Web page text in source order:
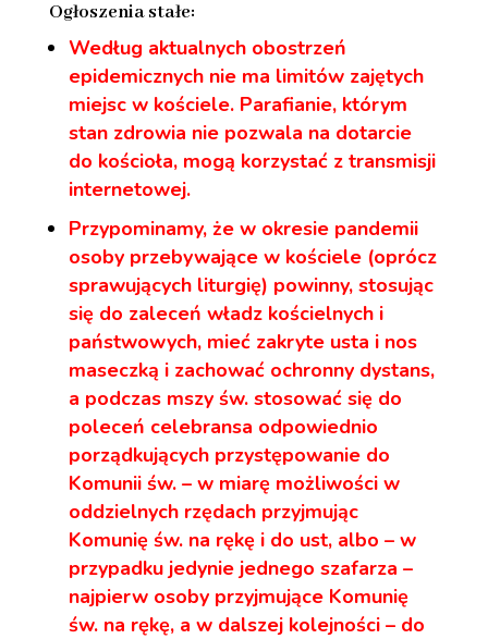
Ogłoszenia stałe:
Według aktualnych obostrzeń
epidemicznych nie ma limitów zajętych
miejsc w kościele. Parafianie, którym
stan zdrowia nie pozwala na dotarcie
do kościoła, mogą korzystać z transmisji
internetowej.
Przypominamy, że w okresie pandemii
osoby przebywające w kościele (oprócz
sprawujących liturgię) powinny, stosując
się do zaleceń władz kościelnych i
państwowych, mieć zakryte usta i nos
maseczką i zachować ochronny dystans,
a podczas mszy św. stosować się do
poleceń celebransa odpowiednio
porządkujących przystępowanie do
Komunii św. – w miarę możliwości w
oddzielnych rzędach przyjmując
Komunię św. na rękę i do ust, albo – w
przypadku jedynie jednego szafarza –
najpierw osoby przyjmujące Komunię
św. na rękę, a w dalszej kolejności – do